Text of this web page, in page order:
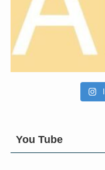
You Tube